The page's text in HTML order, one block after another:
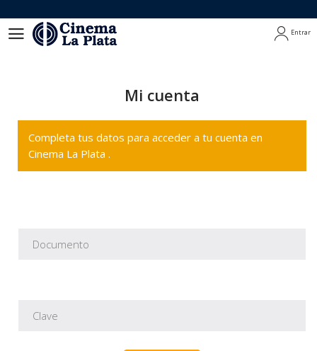
Entrar
Mi cuenta
Completa tus datos para acceder a tu cuenta en
Cinema La Plata .